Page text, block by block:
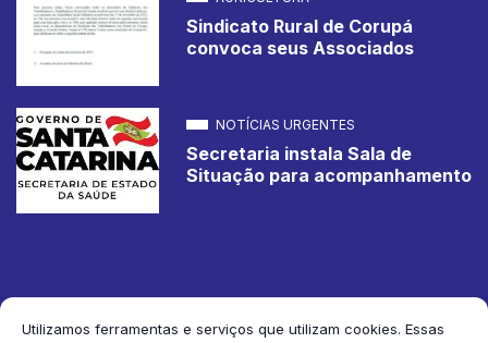
Utilizamos ferramentas e serviços que utilizam cookies. Essas
Sindicato Rural de Corupá
convoca seus Associados
NOTÍCIAS URGENTES
Secretaria instala Sala de
Situação para acompanhamento